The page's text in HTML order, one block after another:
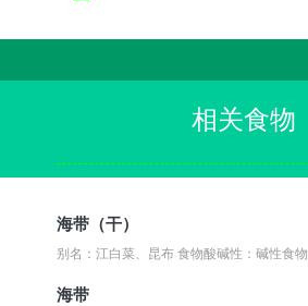
相关食物
海带（干）
别名：江白菜、昆布食物酸碱性：碱性食物
海带